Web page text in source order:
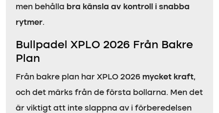
men behålla bra känsla av kontroll i snabba
rytmer.
Bullpadel XPLO 2026 Från Bakre
Plan
Från bakre plan har XPLO 2026 mycket kraft,
och det märks från de första bollarna. Men det
är viktigt att inte slappna av i förberedelsen